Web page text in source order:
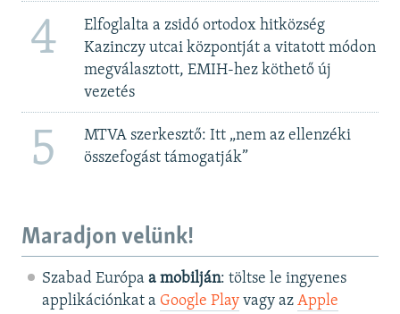
4
Elfoglalta a zsidó ortodox hitközség
Kazinczy utcai központját a vitatott módon
megválasztott, EMIH-hez köthető új
vezetés
5
MTVA szerkesztő: Itt „nem az ellenzéki
összefogást támogatják”
Maradjon velünk!
Szabad Európa a mobilján: töltse le ingyenes
applikációnkat a Google Playvagy az Apple